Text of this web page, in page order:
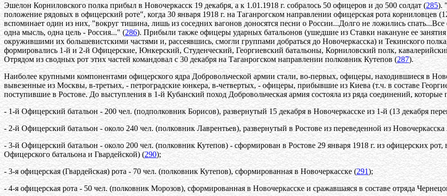
Эшелон Корниловского полка прибыл в Новочеркасск 19 декабря, а к 1.01.1918 г. собралось 50 офицеров и до 500 солдат (285).
положение рядовых в офицерский роте", когда 30 января 1918 г. на Таганрогском направлении офицерская рота корниловцев
вспоминает один из них, "вокруг тишина, лишь из соседних вагонов доносятся песни о России...Долго не ложились
одна мысль, одна цель - Россия..." (286). Прибыли также офицеры ударных батальонов (ушедшие из Ставки накануне ее
окружившими их большевистскими частями и, рассеявшись, смогли группами добраться до Новочеркасска) и Текинского
формировались 1-й и 2-й Офицерские, Юнкерский, Студенческий, Георгиевский батальоны, Корниловский полк,
Отрядом из сводных рот этих частей командовал с 30 декабря на Таганрогском направлении полковник Кутепов (287).
Наиболее крупными компонентами офицерского ядра Добровольческой армии стали, во-первых, офицеры, находившиеся в
вывезенные из Москвы, в-третьих, - петроградские юнкера, в-четвертых, - офицеры, прибывшие из Киева (т.ч. в составе
поступившие в Ростове. До выступления в 1-й Кубанский поход Добровольческая армия состояла из ряда соединений,
- 1-й Офицерский батальон - 200 чел. (подполковник Борисов), развернутый 15 декабря в Новочеркасске из 1-й (13 декабря
- 2-й Офицерский батальон - около 240 чел. (полковник Лаврентьев), развернутый в Ростове из переведенной из
- 3-й Офицерский батальон - около 200 чел. (полковник Кутепов) - сформирован в Ростове 29 января 1918 г. из офицерских
Офицерского батальона и Гвардейской) (290);
- 3-я офицерская (Гвардейская) рота - 70 чел. (полковник Кутепов), сформированная в Новочеркасске (291);
- 4-я офицерская рота - 50 чел. (полковник Морозов), сформированная в Новочеркасске и сражавшаяся в составе отряда